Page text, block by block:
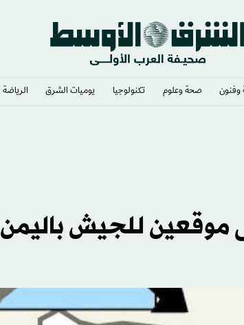
وفنون صحة وعلوم تكنولوجيا يوميات الشرق​ الرياضة
موقعين للجيش باليمن